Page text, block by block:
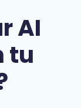
AI
tu